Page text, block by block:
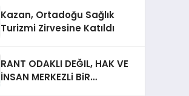
Kazan, Ortadoğu Sağlık
Turizmi Zirvesine Katıldı
RANT ODAKLI DEĞIL, HAK VE
İNSAN MERKEZLi BiR